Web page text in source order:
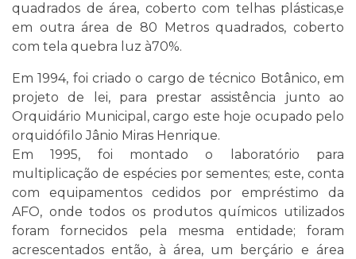
quadrados de área, coberto com telhas plásticas,e
em outra área de 80 Metros quadrados, coberto
com tela quebra luz à70%.
Em 1994, foi criado o cargo de técnico Botânico, em
projeto de lei, para prestar assistência junto ao
Orquidário Municipal, cargo este hoje ocupado pelo
orquidófilo Jânio Miras Henrique.
Em 1995, foi montado o laboratório para
multiplicação de espécies por sementes; este, conta
com equipamentos cedidos por empréstimo da
AFO, onde todos os produtos químicos utilizados
foram fornecidos pela mesma entidade; foram
acrescentados então, à área, um berçário e área